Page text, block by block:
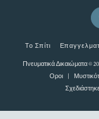
Το Σπίτι
Πνευματικά Δικαιώματα ©
Οροι |